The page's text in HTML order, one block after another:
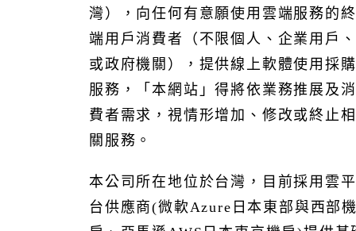
3. 驗證管理（Vital CMP）
5. 零碳雲（Vital NetZero）
6. 客戶關係管理（Vital CRM）
7. 智慧表單（Vital BizForm）
8. 財務會計管理（Vital Finance）
三. 資訊安全管控
本公司所提供雲端服務(SaaS：軟體即服務)將視不同的雲
端產品，提供資訊安全保護機制，以維持服務可用性及保
灣），向任何有意願使用雲端服務的終
端用戶消費者（不限個人、企業用戶、
或政府機關），提供線上軟體使用採購
服務，「本網站」得將依業務推展及消
費者需求，視情形增加、修改或終止相
關服務。
本公司所在地位於台灣，目前採用雲平
台供應商(微軟Azure日本東部與西部